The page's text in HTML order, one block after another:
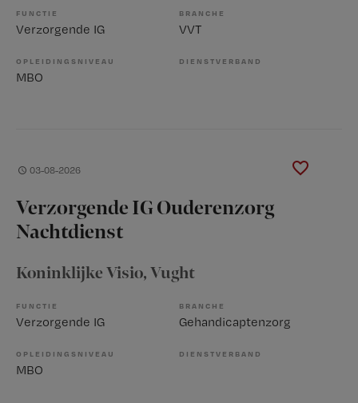
FUNCTIE
Verzorgende IG
BRANCHE
VVT
OPLEIDINGSNIVEAU
MBO
DIENSTVERBAND
03-08-2026
Verzorgende IG Ouderenzorg
Nachtdienst
Koninklijke Visio, Vught
FUNCTIE
Verzorgende IG
BRANCHE
Gehandicaptenzorg
OPLEIDINGSNIVEAU
MBO
DIENSTVERBAND